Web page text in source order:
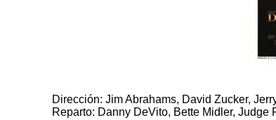
Dirección: Jim Abrahams, David Zucker,
Reparto: Danny DeVito, Bette Midler,